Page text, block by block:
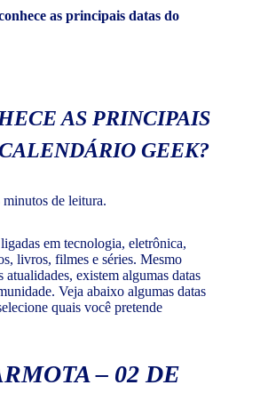
as principais datas do
AS PRINCIPAIS
GEEK?
minutos de leitura.
em tecnologia, eletrônica,
livros, filmes e séries. Mesmo
atualidades, existem algumas datas
Veja abaixo algumas datas
quais você pretende
– 02 DE